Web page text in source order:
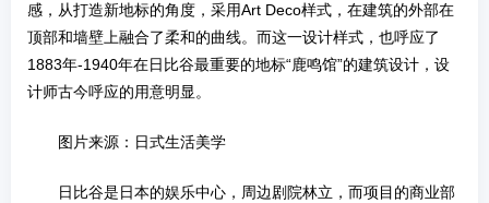
感，从打造新地标的角度，采用Art Deco样式，在建筑的外部在
顶部和墙壁上融合了柔和的曲线。而这一设计样式，也呼应了
1883年-1940年在日比谷最重要的地标“鹿鸣馆”的建筑设计，设
计师古今呼应的用意明显。
图片来源：日式生活美学
日比谷是日本的娱乐中心，周边剧院林立，而项目的商业部